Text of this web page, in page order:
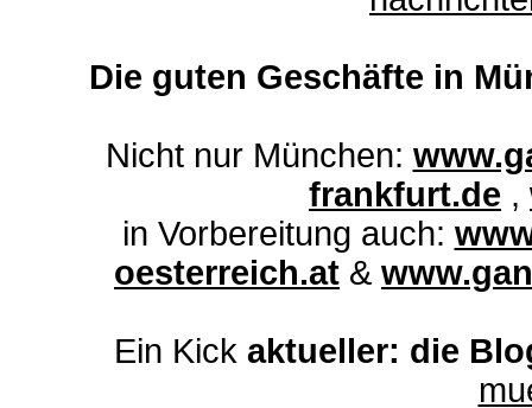
Die guten Geschäfte in
Nicht nur München:
frankfurt.de ,
in Vorbereitung auch:
oesterreich.at &
Ein Kick aktueller: die